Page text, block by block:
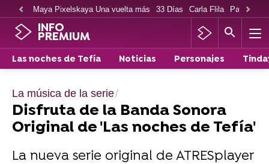
Maya Pixelskaya Una vuelta más 33 Días Carla Flila Paco
INFO
PREMIUM
Las noches de Tefía Noticias Personajes
La música de la serie
Disfruta de la Banda Sonora
Original de 'Las noches de Tefía'
La nueva serie original de ATRESplayer